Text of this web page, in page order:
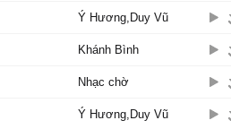
Ý Hương,Duy Vũ
Khánh Bình
Nhạc chờ
Ý Hương,Duy Vũ